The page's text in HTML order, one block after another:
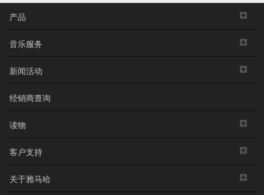
产品
音乐服务
新闻活动
经销商查询
读物
客户支持
关于雅马哈